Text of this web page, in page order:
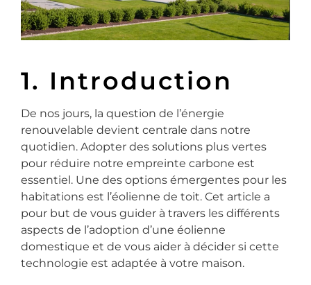
1. Introduction
De nos jours, la question de l’énergie
renouvelable devient centrale dans notre
quotidien. Adopter des solutions plus vertes
pour réduire notre empreinte carbone est
essentiel. Une des options émergentes pour les
habitations est l’éolienne de toit. Cet article a
pour but de vous guider à travers les différents
aspects de l’adoption d’une éolienne
domestique et de vous aider à décider si cette
technologie est adaptée à votre maison.